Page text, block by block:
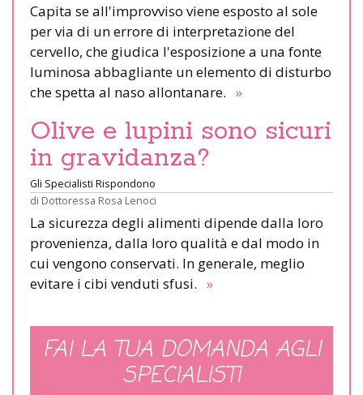
Capita se all'improvviso viene esposto al sole
per via di un errore di interpretazione del
cervello, che giudica l'esposizione a una fonte
luminosa abbagliante un elemento di disturbo
che spetta al naso allontanare. »
Olive e lupini sono sicuri
in gravidanza?
Gli Specialisti Rispondono
di Dottoressa Rosa Lenoci
La sicurezza degli alimenti dipende dalla loro
provenienza, dalla loro qualità e dal modo in
cui vengono conservati. In generale, meglio
evitare i cibi venduti sfusi. »
FAI LA TUA DOMANDA AGLI
SPECIALISTI